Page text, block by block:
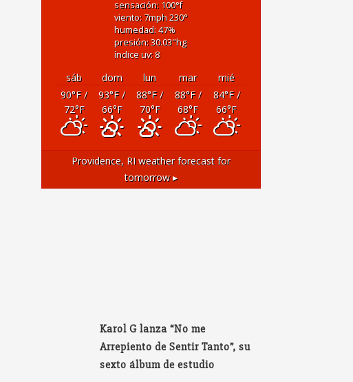
sensación: 100°f
viento: 7mph230°
humedad: 47%
presión: 30.03"hg
índice uv: 8
sáb dom lun mar
mié
90°F/
72°F
93°F/
66°F
88°F/
70°F
88°F/
68°F
84°F/
66°F
Providence, RIweather forecast for
tomorrow ▸
Karol G lanza “No me
Arrepiento de Sentir Tanto”, su
sexto álbum de estudio